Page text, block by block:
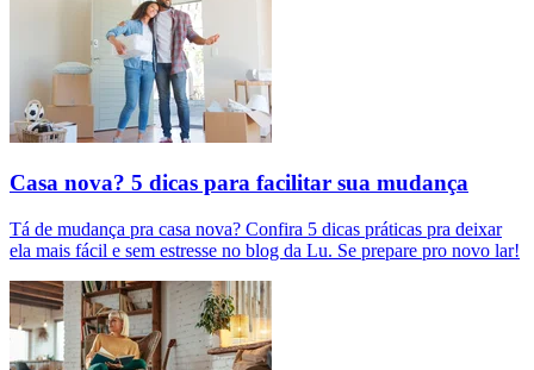
Casa nova? 5 dicas para facilitar sua mudança
Tá de mudança pra casa nova? Confira 5 dicas práticas pra deixar
ela mais fácil e sem estresse no blog da Lu. Se prepare pro novo lar!